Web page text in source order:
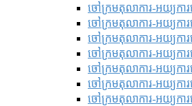
ចៅក្រមតុលាការ-អយ្យកា
ចៅក្រមតុលាការ-អយ្យការខ
ចៅក្រមតុលាការ-អយ្យការខ
ចៅក្រមតុលាការ-អយ្យការ
ចៅក្រមតុលាការ-អយ្យការ
ចៅក្រមតុលាការ-អយ្យការ
ចៅក្រមតុលាការ-អយ្យការ